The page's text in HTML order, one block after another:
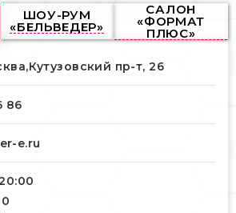
ШОУ-РУМ
«БЕЛЬВЕДЕР»
САЛОН
«ФОРМАТ
ПЛЮС»
Кутузовский пр-т, 26
86
e.ru